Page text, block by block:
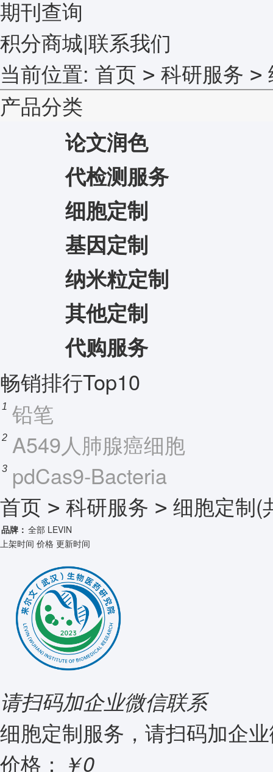
期刊查询
积分商城|联系我们
当前位置: 首页 > 科研服务 >
产品分类
论文润色
代检测服务
细胞定制
基因定制
纳米粒定制
其他定制
代购服务
畅销排行Top10
1 铅笔
2 A549人肺腺癌细胞
3 pdCas9-Bacteria
首页 > 科研服务 > 细胞定制(
品牌： 全部 LEVIN
上架时间 价格 更新时间
请扫码加企业微信联系
细胞定制服务，请扫码加企
价格： ￥0